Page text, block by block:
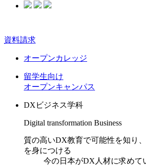
資料請求
オープンカレッジ
留学生向け
オープンキャンパス
DXビジネス学科
Digital transformation Business
質の高いDX教育で可能性を知り
を身につける
今の日本がDX人材に求めて